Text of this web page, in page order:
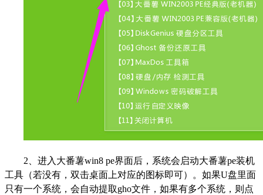
2、进入大番薯win8 pe界面后，系统会启动大番薯pe装机
工具（若没有，双击桌面上对应的图标即可）。如果U盘里面
只有一个系统，会自动提取gho文件，如果有多个系统，则点